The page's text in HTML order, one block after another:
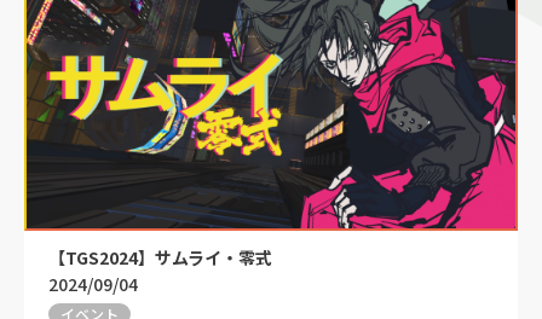
【TGS2024】サムライ・零式
2024/09/04
イベント